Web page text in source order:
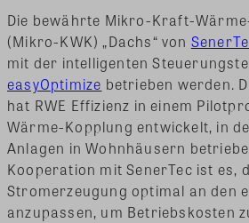
Die bewährte Mikro-Kraft-
(Mikro-KWK) „Dachs“ von
mit der intelligenten
easyOptimize betrieben werden.
hat RWE Effizienz in einem
Wärme-Kopplung entwickelt, in
Anlagen in Wohnhäusern
Kooperation mit SenerTec ist es,
Stromerzeugung optimal an den
anzupassen, um Betriebskosten